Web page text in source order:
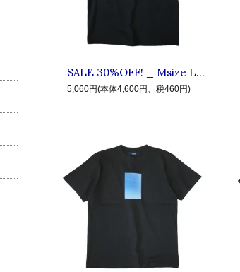
SALE 30%OFF! _ Msize L.I.F.E #3 LBL ◆ LIVE IN FAB EARTH リブインファブアース : 半袖メイソンリーTシャツ Black
5,060円(本体4,600円、税460円)